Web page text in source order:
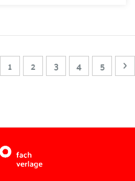
SeiteSie lesen gerade Seite
1 Seite
2 Seite
3 Seite
4 Seite
5